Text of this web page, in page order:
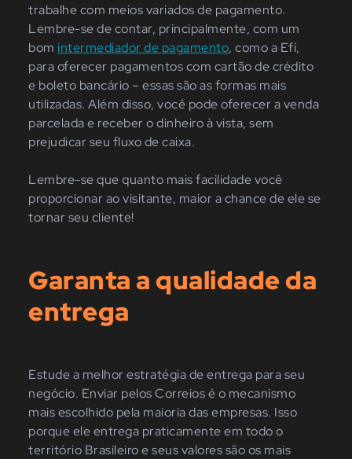
trabalhe com meios variados de pagamento.
Lembre-se de contar, principalmente, com um
bom intermediador de pagamento, como a Efí,
para oferecer pagamentos com cartão de crédito
e boleto bancário – essas são as formas mais
utilizadas. Além disso, você pode oferecer a venda
parcelada e receber o dinheiro à vista, sem
prejudicar seu fluxo de caixa.
Lembre-se que quanto mais facilidade você
proporcionar ao visitante, maior a chance de ele se
tornar seu cliente!
Garanta a qualidade da
entrega
Estude a melhor estratégia de entrega para seu
negócio. Enviar pelos Correios é o mecanismo
mais escolhido pela maioria das empresas. Isso
porque ele entrega praticamente em todo o
território Brasileiro e seus valores são os mais